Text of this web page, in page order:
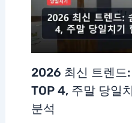
2026 최신 트렌드
TOP 4, 주말 당일
분석